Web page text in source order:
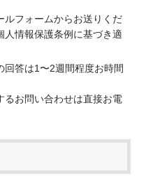
ルフォームからお送りくだ
人情報保護条例に基づき適
回答は1〜2週間程度お時間
るお問い合わせは直接お電